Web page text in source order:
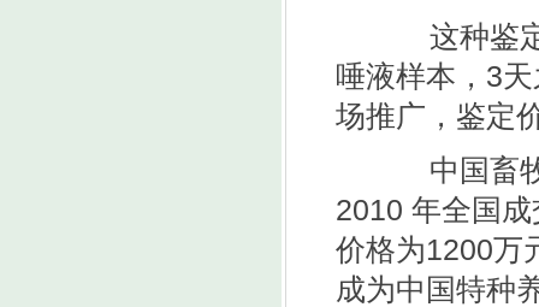
这种鉴定
唾液样本，3
场推广，鉴定
中国畜牧
2010 年全国
价格为1200万
成为中国特种